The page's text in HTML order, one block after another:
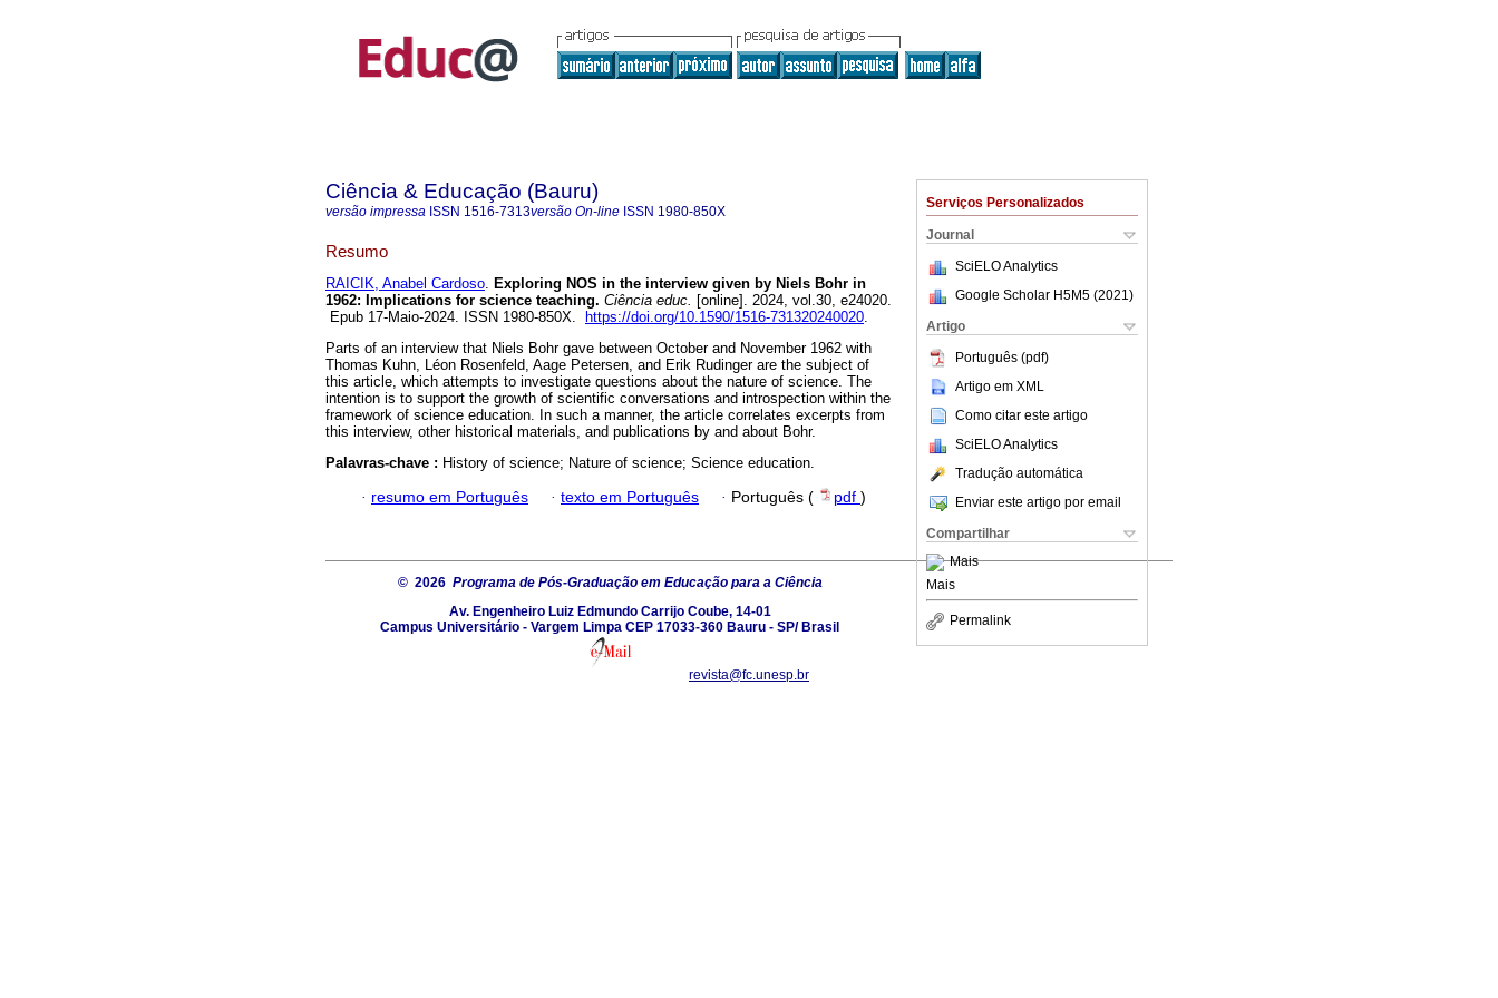
Serviços Personalizados
Journal
SciELO Analytics
Google Scholar H5M5 (2021 )
Artigo
Português (pdf)
Artigo em XML
Como citar este artigo
SciELO Analytics
Tradução automática
Enviar este artigo por email
Compartilhar
Mais
Mais
Permalink
Ciência & Educação (Bauru)
versão impressa ISSN 1516-7313versão On-line ISSN 1980-850X
Resumo
RAICIK, Anabel Cardoso. Exploring NOS in the interview given by Niels Bohr in
1962: Implications for science teaching. Ciência educ. [online]. 2024, vol.30, e24020.
Epub 17-Maio-2024. ISSN 1980-850X.
https://doi.org/10.1590/1516-731320240020.
Parts of an interview that Niels Bohr gave between October and November 1962 with
Thomas Kuhn, Léon Rosenfeld, Aage Petersen, and Erik Rudinger are the subject of
this article, which attempts to investigate questions about the nature of science. The
intention is to support the growth of scientific conversations and introspection within the
framework of science education. In such a manner, the article correlates excerpts from
this interview, other historical materials, and publications by and about Bohr.
Palavras-chave : History of science; Nature of science; Science education.
· resumo em Português · texto em Português · Português ( pdf )
© 2026 Programa de Pós-Graduação em Educação para a Ciência
Av. Engenheiro Luiz Edmundo Carrijo Coube, 14-01
Campus Universitário - Vargem Limpa CEP 17033-360 Bauru - SP/ Brasil
revista@fc.unesp.br